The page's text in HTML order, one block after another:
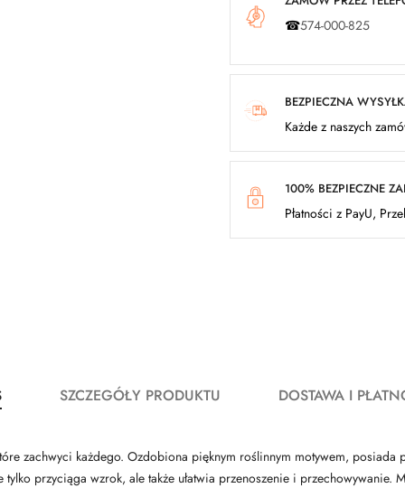
☎574-000-825
BEZPIECZNA
Każde z naszych
100% BEZPIECZNE
Płatności z PayU,
SZCZEGÓŁY PRODUKTU DOSTAWA I
zachwyci każdego. Ozdobiona pięknym roślinnym motywem,
przyciąga wzrok, ale także ułatwia przenoszenie i